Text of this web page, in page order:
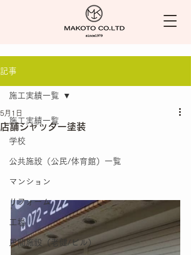
記事
施工実績一覧
学校
公共施設（公民/体育館）一覧
マンション
リフォーム
工場
民間施設（老健/ビル）
施工実績一覧
店舗シャッター塗装
5月1日